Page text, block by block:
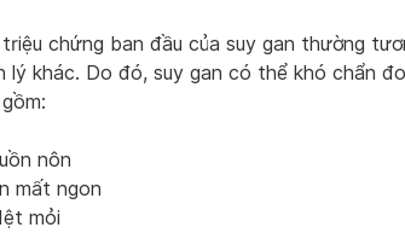
chứng ban đầu của suy gan thường
lý khác. Do đó, suy gan có thể khó chẩn
nôn
mất ngon
mỏi